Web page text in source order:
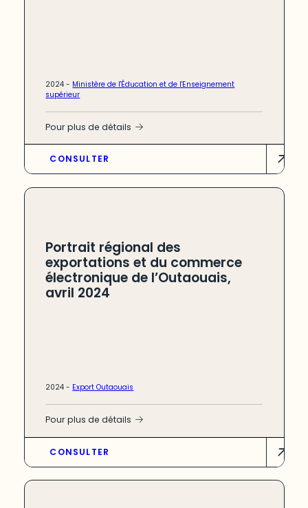
2024 - Ministère de l'Éducation et de l'Enseignement
supérieur
Pour plus de détails
CONSULTER
Portrait régional des
exportations et du commerce
électronique de l’Outaouais,
avril 2024
2024 - Export Outaouais
Pour plus de détails
CONSULTER